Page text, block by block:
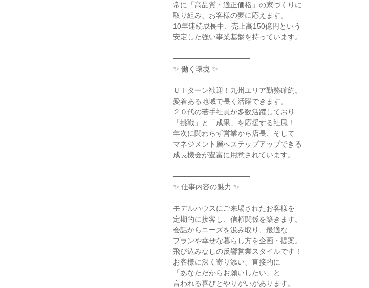
常に「高品質・適正価格」の家づくりに
取り組み、お客様の夢に応えます。
10年連続成長中、売上高150億円という
安定した強い事業基盤を持っています。
───────────────
✨ 働く環境 ✨
───────────────
ＵＩターン歓迎！九州エリア勤務確約。
愛着ある地域で長く活躍できます。
２０代の若手社員が多数活躍しており
「挑戦」と「成果」を応援する社風！
年次に関わらず営業から店長、そして
マネジメント層へステップアップできる
成長機会が豊富に用意されています。
───────────────
✨ 仕事内容の魅力 ✨
───────────────
モデルハウスにご来場されたお客様を
定期的に接客し、信頼関係を築きます。
会話からニーズを汲み取り、最適な
プランや幸せな暮らし方を企画・提案。
飛び込みなしの反響営業スタイルです！
お客様に深く寄り添い、直接的に
「あなただからお願いしたい」と
言われる喜びとやりがいがあります。